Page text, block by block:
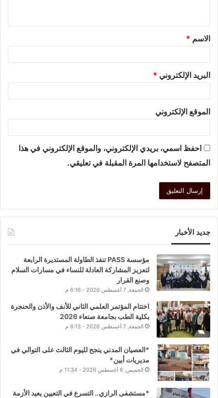
الاسم *
البريد الإلكتروني *
الموقع الإلكتروني
احفظ اسمي، بريدي الإلكتروني، والموقع الإلكتروني في هذا
المتصفح لاستخدامها المرة المقبلة في تعليقي.
جديد الأخبار
مؤسسة PASS تنفذ الطاولة المستديرة الرابعة
لتعزيز المشاركة العادلة للنساء في مسارات السلام
وصنع القرار
الجمعة, 7 أغسطس 2026 - 6:16 م
اختتام المؤتمر العلمي الثاني للأنف والأذن والحنجرة
بكلية الطب بجامعة صنعاء 2026
الجمعة, 7 أغسطس 2026 - 6:13 م
*العصيان المدني ينجح لليوم الثالث على التوالي في
مديريات أبين*
الخميس, 6 أغسطس 2026 - 11:34 م
*مستشفى الرازي.. التسرع في التعيين يعيد الأزمة